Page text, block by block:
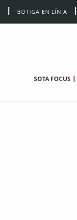
BOTIGA EN LÍNIA
SOTA FOCUS